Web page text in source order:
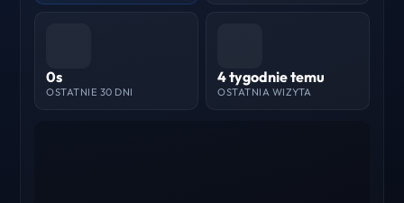
0s
OSTATNIE 30 DNI
4 tygodnie temu
OSTATNIA WIZYTA